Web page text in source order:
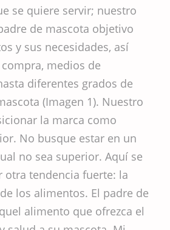
se quiere servir; nuestro
de mascota objetivo
y sus necesidades, así
medios de
diferentes grados de
(Imagen 1). Nuestro
la marca como
No busque estar en un
no sea superior. Aquí se
otra tendencia fuerte: la
los alimentos. El padre de
alimento que ofrezca el